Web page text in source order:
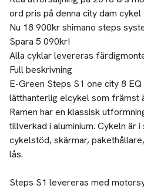
ord pris på denna city dam
Nu 18 900kr shimano steps
Spara 5 090kr!
Alla cyklar levereras
Full beskrivning
E-Green Steps S1 one city 8
lätthanterlig elcykel som främst
Ramen har en klassisk
tillverkad i aluminium. Cykeln är
cykelstöd, skärmar,
lås.
Steps S1 levereras med